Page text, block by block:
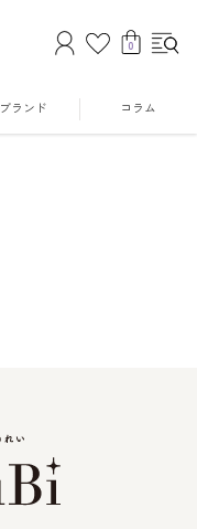
0
ブランド コラム